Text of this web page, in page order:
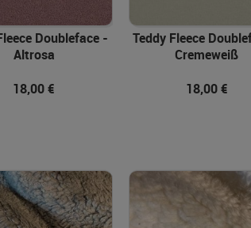
Doubleface -
Altrosa
18,00 €
Teddy Fleece
Cremeweiß
18,00 €